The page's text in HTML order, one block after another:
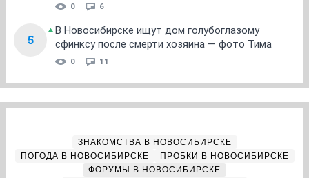
0 6
5
В Новосибирске ищут дом голубоглазому
сфинксу после смерти хозяина — фото Тима
0 11
ЗНАКОМСТВА В НОВОСИБИРСКЕ
ПОГОДА В НОВОСИБИРСКЕ
ПРОБКИ В НОВОСИБИРСКЕ
ФОРУМЫ В НОВОСИБИРСКЕ